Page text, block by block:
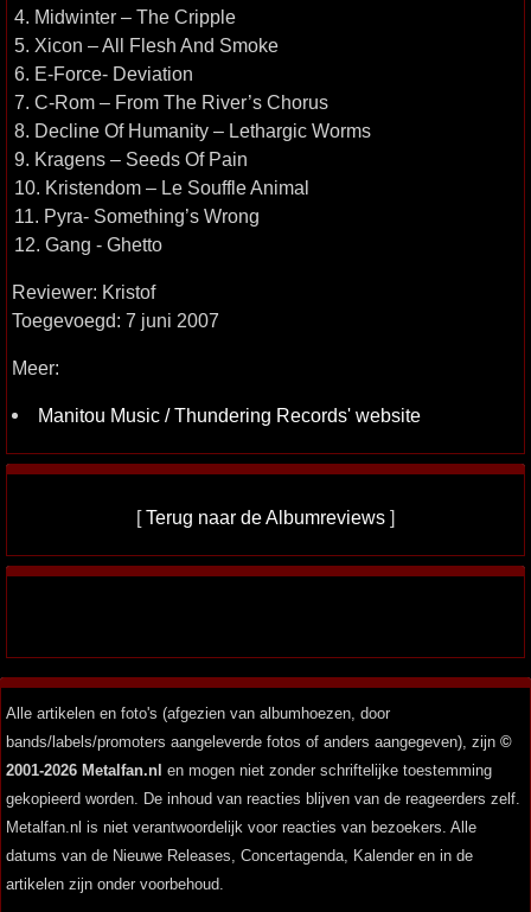
4. Midwinter – The Cripple
5. Xicon – All Flesh And Smoke
6. E-Force- Deviation
7. C-Rom – From The River’s Chorus
8. Decline Of Humanity – Lethargic Worms
9. Kragens – Seeds Of Pain
10. Kristendom – Le Souffle Animal
11. Pyra- Something’s Wrong
12. Gang - Ghetto
Reviewer: Kristof
Toegevoegd: 7 juni 2007
Meer:
Manitou Music / Thundering Records' website
[Terug naar de Albumreviews ]
Alle artikelen en foto's (afgezien van albumhoezen, door
bands/labels/promoters aangeleverde fotos of anders aangegeven), zijn ©
2001-2026 Metalfan.nl en mogen niet zonder schriftelijke toestemming
gekopieerd worden. De inhoud van reacties blijven van de reageerders zelf.
Metalfan.nl is niet verantwoordelijk voor reacties van bezoekers. Alle
datums van de Nieuwe Releases, Concertagenda, Kalender en in de
artikelen zijn onder voorbehoud.